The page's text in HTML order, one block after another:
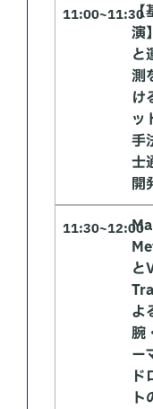
11:00~11:30
【
演
と
測
け
ッ
手
士
開
11:30~12:00
と
よ
腕
ー
ド
ト